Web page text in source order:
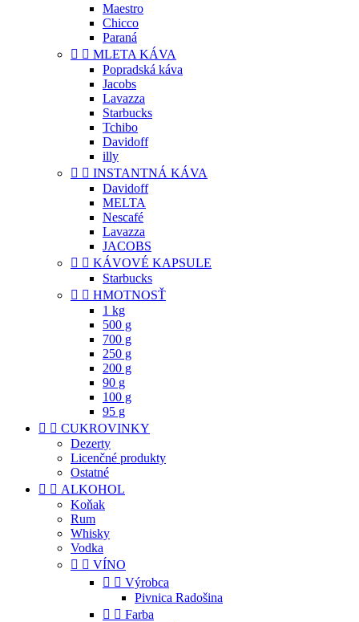
Maestro
Chicco
Paraná
  MLETA KÁVA
Popradská káva
Jacobs
Lavazza
Starbucks
Tchibo
Davidoff
illy
  INSTANTNÁ KÁVA
Davidoff
MELTA
Nescafé
Lavazza
JACOBS
  KÁVOVÉ KAPSULE
Starbucks
  HMOTNOSŤ
1 kg
500 g
700 g
250 g
200 g
90 g
100 g
95 g
  CUKROVINKY
Dezerty
Licenčné produkty
Ostatné
  ALKOHOL
Koňak
Rum
Whisky
Vodka
  VÍNO
  Výrobca
Pivnica Radošina
  Farba